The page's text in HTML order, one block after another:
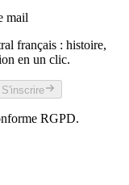
mail
français : histoire,
en un clic.
S'inscrire
RGPD.